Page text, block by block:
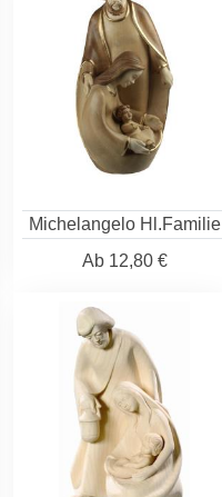
Michelangelo Hl.Familie
Ab12,80 €